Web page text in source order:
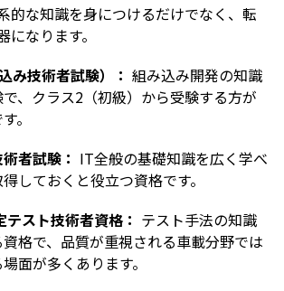
的な知識を身につけるだけでなく、転
なります。
み技術者試験）： 組み込み開発の知識
、クラス2（初級）から受験する方が
。
者試験： IT全般の基礎知識を広く学べ
しておくと役立つ資格です。
スト技術者資格： テスト手法の知識
格で、品質が重視される車載分野では
面が多くあります。